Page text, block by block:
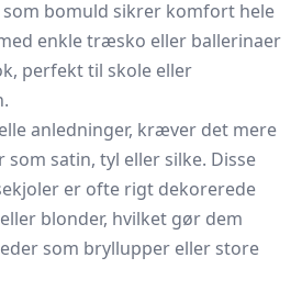
bomuld sikrer komfort hele
enkletræsko eller ballerinaer
perfekt til skole eller
anledninger, kræver det mere
satin, tyl eller silke. Disse
er ofte rigt dekorerede
blonder, hvilket gør dem
som bryllupper eller store